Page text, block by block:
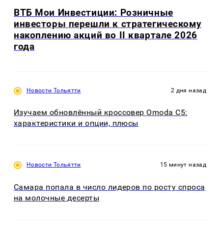
ВТБ Мои Инвестиции: Розничные
инвесторы перешли к стратегическому
накоплению акций во II квартале 2026
года
Новости Тольятти 2 дня назад
Изучаем обновлённый кроссовер Omoda C5:
характеристики и опции, плюсы
Новости Тольятти 15 минут назад
Самара попала в число лидеров по росту спроса
на молочные десерты